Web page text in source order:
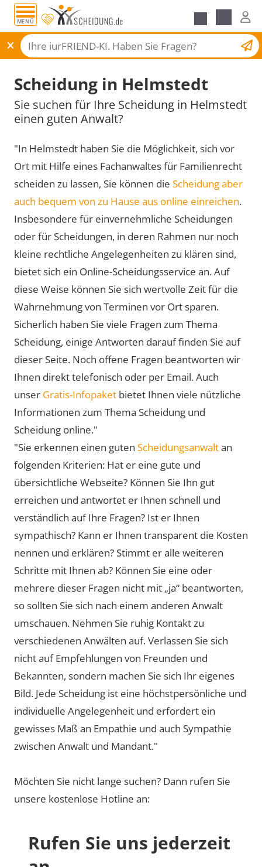
MENÜ
Scheidungsantrag
Scheidung in Helmstedt
Sie suchen für Ihre Scheidung in Helmstedt
einen guten Anwalt?
"In Helmstedt haben Sie die Möglichkeit, sich vor
Ort mit Hilfe eines Fachanwaltes für Familienrecht
scheiden zu lassen, Sie können die Scheidung aber
auch bequem von zu Hause aus online einreichen.
Insbesondere für einvernehmliche Scheidungen
oder für Scheidungen, in deren Rahmen nur noch
kleine rechtliche Angelegenheiten zu klären sind,
bietet sich ein Online-Scheidungsservice an. Auf
diese Weise können Sie sich wertvolle Zeit für die
Wahrnehmung von Terminen vor Ort sparen.
Sicherlich haben Sie viele Fragen zum Thema
Scheidung, einige Antworten darauf finden Sie auf
dieser Seite. Noch offene Fragen beantworten wir
Ihnen direkt telefonisch oder per Email. Auch
unser Gratis-Infopaket bietet Ihnen viele nützliche
Informationen zum Thema Scheidung und
Scheidung online."
"Sie erkennen einen guten Scheidungsanwaltan
folgenden Kriterien: Hat er eine gute und
übersichtliche Webseite? Können Sie Ihn gut
erreichen und antwortet er Ihnen schnell und
verständlich auf Ihre Fragen? Ist er Ihnen
sympathisch? Kann er Ihnen transparent die Kosten
nennen und erklären? Stimmt er alle weiteren
Schritte mit Ihnen ab? Können Sie eine oder
mehrere dieser Fragen nicht mit „ja“ beantworten,
so sollten Sie sich nach einem anderen Anwalt
umschauen. Nehmen Sie ruhig Kontakt zu
verschiedenen Anwälten auf. Verlassen Sie sich
nicht auf Empfehlungen von Freunden und
Bekannten, sondern machen Sie sich Ihr eigenes
Bild. Jede Scheidung ist eine höchstpersönliche und
individuelle Angelegenheit und erfordert ein
gewisses Maß an Empathie und auch Sympathie
zwischen Anwalt und Mandant."
Möchten Sie nicht lange suchen? Dann rufen Sie
unsere kostenlose Hotline an:
Rufen Sie uns jederzeit